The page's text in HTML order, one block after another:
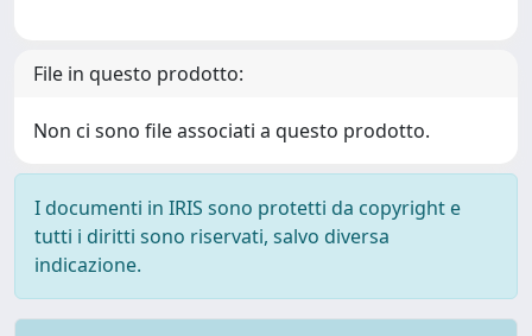
File in questo prodotto:
Non ci sono file associati a questo prodotto.
I documenti in IRIS sono protetti da copyright e
tutti i diritti sono riservati, salvo diversa
indicazione.